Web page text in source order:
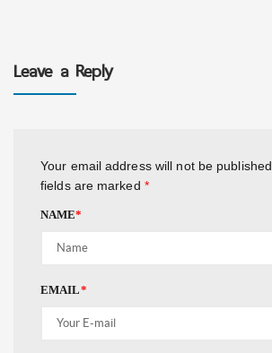
Leave a Reply
Your email address will not be published.
fields are marked *
NAME*
EMAIL*